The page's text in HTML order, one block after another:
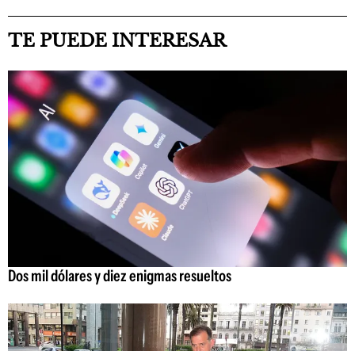
TE PUEDE INTERESAR
Dos mil dólares y diez enigmas resueltos